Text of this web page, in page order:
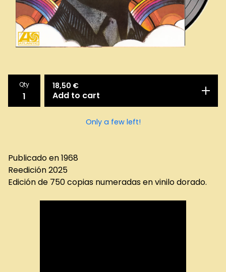
Qty 18,50 €
Add to cart
Only a few left!
Publicado en 1968
Reedición 2025
Edición de 750 copias numeradas en vinilo dorado.